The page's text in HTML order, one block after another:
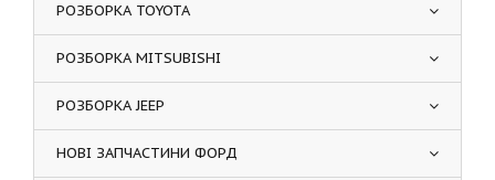
РОЗБОРКА TOYOTA
РОЗБОРКА MITSUBISHI
РОЗБОРКА JEEP
НОВІ ЗАПЧАСТИНИ ФОРД